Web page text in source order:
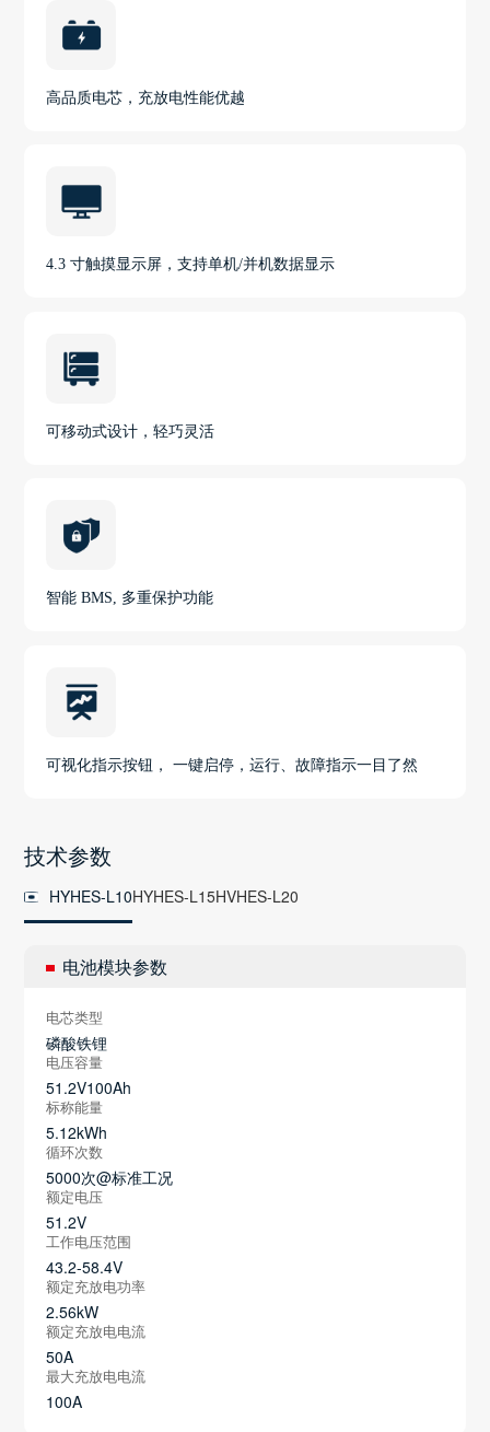
高品质电芯，充放电性能优越
4.3 寸触摸显示屏，支持单机/并机数据显示
可移动式设计，轻巧灵活
智能 BMS, 多重保护功能
可视化指示按钮， 一键启停，运行、故障指示一目了然
技术参数
HYHES-L10HYHES-L15HVHES-L20
电池模块参数
电芯类型
磷酸铁锂
电压容量
51.2V100Ah
标称能量
5.12kWh
循环次数
5000次@标准工况
额定电压
51.2V
工作电压范围
43.2-58.4V
额定充放电功率
2.56kW
额定充放电电流
50A
最大充放电电流
100A